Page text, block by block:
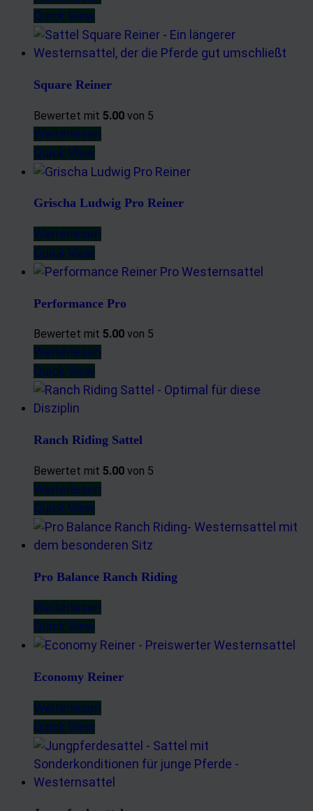
Quick View
Square Reiner
Bewertet mit 5.00 von 5
Weiterlesen
Quick View
Grischa Ludwig Pro Reiner
Weiterlesen
Quick View
Performance Pro
Bewertet mit 5.00 von 5
Weiterlesen
Quick View
Ranch Riding Sattel
Bewertet mit 5.00 von 5
Weiterlesen
Quick View
Pro Balance Ranch Riding
Weiterlesen
Quick View
Economy Reiner
Weiterlesen
Quick View